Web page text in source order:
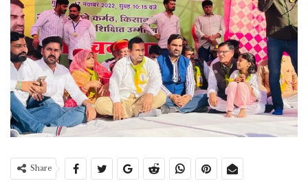
Share